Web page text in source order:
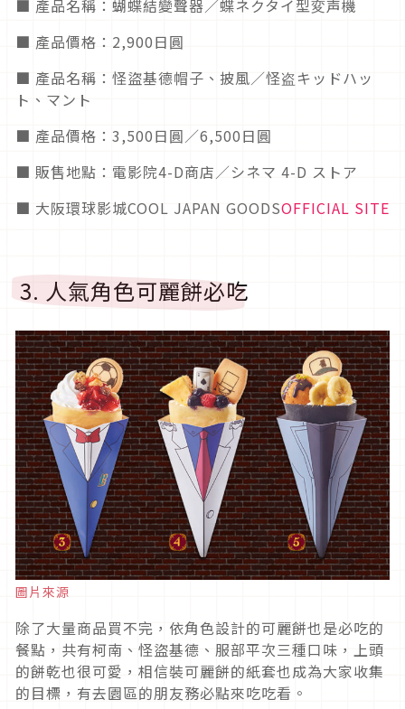
■ 產品名稱：蝴蝶結變聲器／蝶ネクタイ型変声機
■ 產品價格：2,900日圓
■ 產品名稱：怪盜基德帽子、披風／怪盗キッドハッ
ト、マント
■ 產品價格：3,500日圓／6,500日圓
■ 販售地點：電影院4-D商店／シネマ 4-D ストア
■ 大阪環球影城COOL JAPAN GOODSOFFICIAL SITE
3. 人氣角色可麗餅必吃
圖片來源
除了大量商品買不完，依角色設計的可麗餅也是必吃的
餐點，共有柯南、怪盜基德、服部平次三種口味，上頭
的餅乾也很可愛，相信裝可麗餅的紙套也成為大家收集
的目標，有去園區的朋友務必點來吃吃看。